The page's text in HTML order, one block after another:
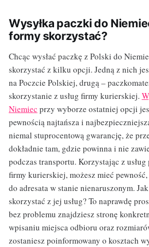
Wysyłka paczki do
formy skorzystać?
Chcąc wysłać paczkę z Polski do
skorzystać z kilku opcji. Jedną z nich
na Poczcie Polskiej, drugą –
skorzystanie z usług firmy kurierskiej.
Niemiec przy wyborze ostatniej opcji
pewnością najtańsza i
niemal stuprocentową gwarancję, że
dokładnie tam, gdzie powinna i nie
podczas transportu. Korzystając z
firmy kurierskiej, możesz mieć
do adresata w stanie nienaruszonym.
skorzystać z jej usług? To naprawdę
bez problemu znajdziesz stronę
wpisaniu miejsca odbioru oraz
zostaniesz poinformowany o kosztach